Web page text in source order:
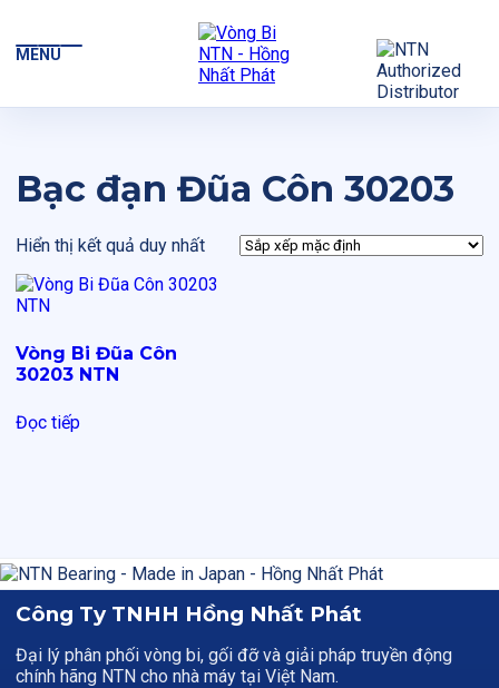
MENU
Bạc đạn Đũa Côn 30203
Hiển thị kết quả duy nhất
Vòng Bi Đũa Côn
30203 NTN
Đọc tiếp
Công Ty TNHH Hồng Nhất Phát
Đại lý phân phối vòng bi, gối đỡ và giải pháp truyền động
chính hãng NTN cho nhà máy tại Việt Nam.